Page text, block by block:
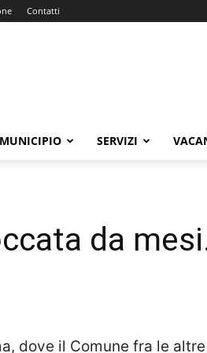
Contatti
MUNICIPIO SERVIZI
da
dove il Comune fra le